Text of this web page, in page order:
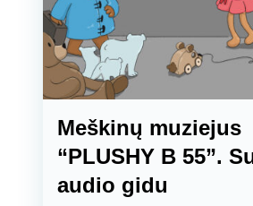
Meškinų muziejus
“PLUSHY B 55”.
audio gidu